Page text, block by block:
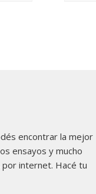
encontrar la mejor
ensayos y mucho
internet. Hacé tu